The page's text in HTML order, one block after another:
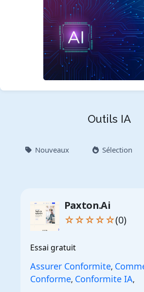
Outils IA
Nouveaux Sélection
Paxton.Ai
☆☆☆☆☆(0)
Essai gratuit
Assurer Conformite,
Conforme, Conformite IA,